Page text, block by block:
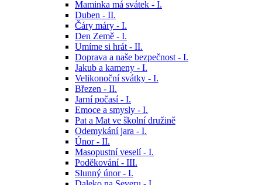
Maminka má svátek - I.
Duben - II.
Čáry máry - I.
Den Země - I.
Umíme si hrát - II.
Doprava a naše bezpečnost - I.
Jakub a kameny - I.
Velikonoční svátky - I.
Březen - II.
Jarní počasí - I.
Emoce a smysly - I.
Pat a Mat ve školní družině
Odemykání jara - I.
Únor - II.
Masopustní veselí - I.
Poděkování - III.
Slunný únor - I.